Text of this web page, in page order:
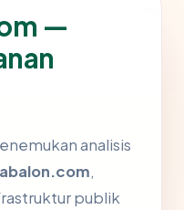
—
analisis
,
publik